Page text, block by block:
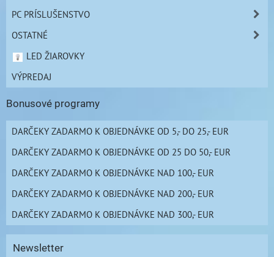
PC PRÍSLUŠENSTVO
OSTATNÉ
LED ŽIAROVKY
VÝPREDAJ
Bonusové programy
DARČEKY ZADARMO K OBJEDNÁVKE OD 5,- DO 25,- EUR
DARČEKY ZADARMO K OBJEDNÁVKE OD 25 DO 50,- EUR
DARČEKY ZADARMO K OBJEDNÁVKE NAD 100,- EUR
DARČEKY ZADARMO K OBJEDNÁVKE NAD 200,- EUR
DARČEKY ZADARMO K OBJEDNÁVKE NAD 300,- EUR
Newsletter